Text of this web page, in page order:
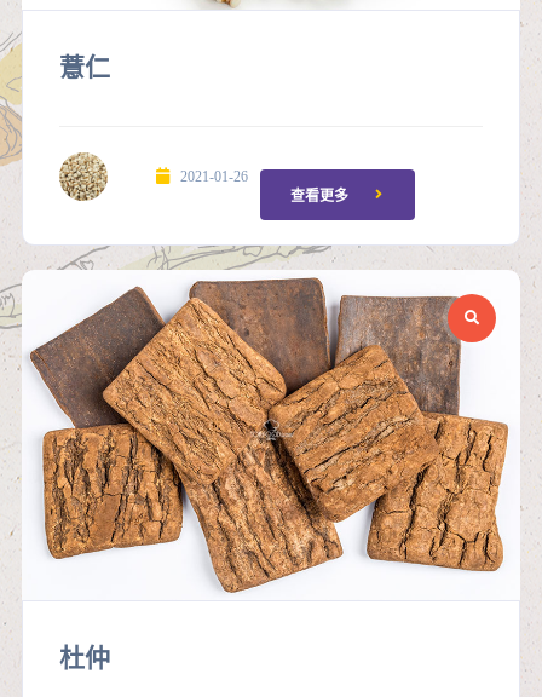
薏仁
2021-01-26
查看更多
杜仲